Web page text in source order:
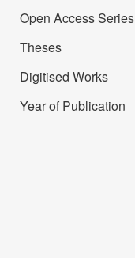
Open Access Series
Theses
Digitised Works
Year of Publication